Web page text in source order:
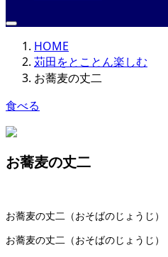
HOME
苅田をとことん楽しむ
お蕎麦の丈二
食べる
お蕎麦の丈二
お蕎麦の丈二（おそばのじょうじ）
お蕎麦の丈二（おそばのじょうじ）